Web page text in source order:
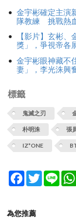
金宇彬確定主演
隊教練 挑戰熱
【影片】玄彬
獎」，爭視帝各
金宇彬眼神藏不
妻」，李光洙興
標籤
鬼滅之刃
朴明洙 張
IZ*ONE
Facebook
TwitterLine
為您推薦